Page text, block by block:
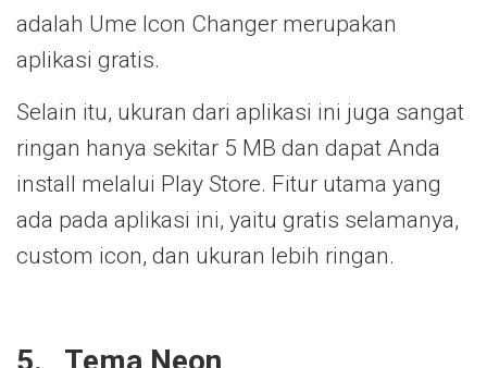
adalah Ume Icon Changer merupakan
aplikasi gratis.
Selain itu, ukuran dari aplikasi ini juga sangat
ringan hanya sekitar 5 MB dan dapat Anda
install melalui Play Store. Fitur utama yang
ada pada aplikasi ini, yaitu gratis selamanya,
custom icon, dan ukuran lebih ringan.
5. Tema Neon